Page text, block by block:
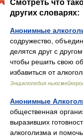
Смотреть что
других словарях:
Анонимные
содружество,
делятся друг с
чтобы решить свою
избавиться от
Энциклопедия
Анонимные
общественная
выразивших
алкоголизма и